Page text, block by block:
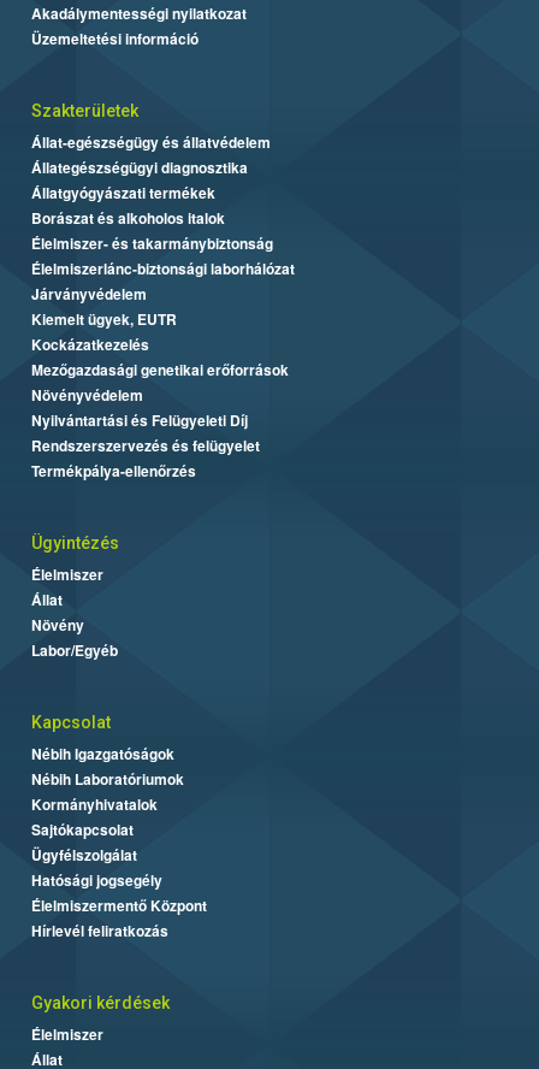
Akadálymentességi nyilatkozat
Üzemeltetési információ
Szakterületek
Állat-egészségügy és állatvédelem
Állategészségügyi diagnosztika
Állatgyógyászati termékek
Borászat és alkoholos italok
Élelmiszer- és takarmánybiztonság
Élelmiszerlánc-biztonsági laborhálózat
Járványvédelem
Kiemelt ügyek, EUTR
Kockázatkezelés
Mezőgazdasági genetikai erőforrások
Növényvédelem
Nyilvántartási és Felügyeleti Díj
Rendszerszervezés és felügyelet
Termékpálya-ellenőrzés
Ügyintézés
Élelmiszer
Állat
Növény
Labor/Egyéb
Kapcsolat
Nébih Igazgatóságok
Nébih Laboratóriumok
Kormányhivatalok
Sajtókapcsolat
Ügyfélszolgálat
Hatósági jogsegély
Élelmiszermentő Központ
Hírlevél feliratkozás
Gyakori kérdések
Élelmiszer
Állat